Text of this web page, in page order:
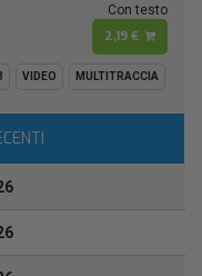
Con testo
2,19 €
VIDEO MULTITRACCIA